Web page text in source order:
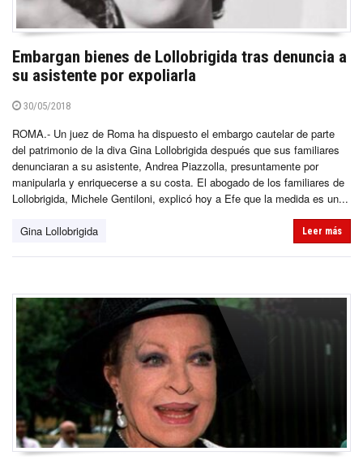
Embargan bienes de Lollobrigida tras denuncia a
su asistente por expoliarla
30/05/2018
ROMA.- Un juez de Roma ha dispuesto el embargo cautelar de parte
del patrimonio de la diva Gina Lollobrigida después que sus familiares
denunciaran a su asistente, Andrea Piazzolla, presuntamente por
manipularla y enriquecerse a su costa. El abogado de los familiares de
Lollobrigida, Michele Gentiloni, explicó hoy a Efe que la medida es un...
Gina Lollobrigida Leer más